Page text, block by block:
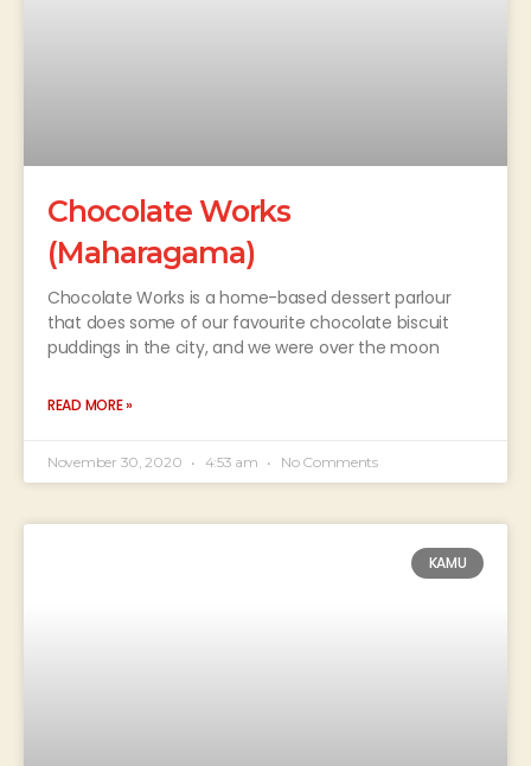
Chocolate Works
(Maharagama)
Chocolate Works is a home-based dessert parlour
that does some of our favourite chocolate biscuit
puddings in the city, and we were over the moon
READ MORE »
November 30, 2020 4:53 am No Comments
KAMU